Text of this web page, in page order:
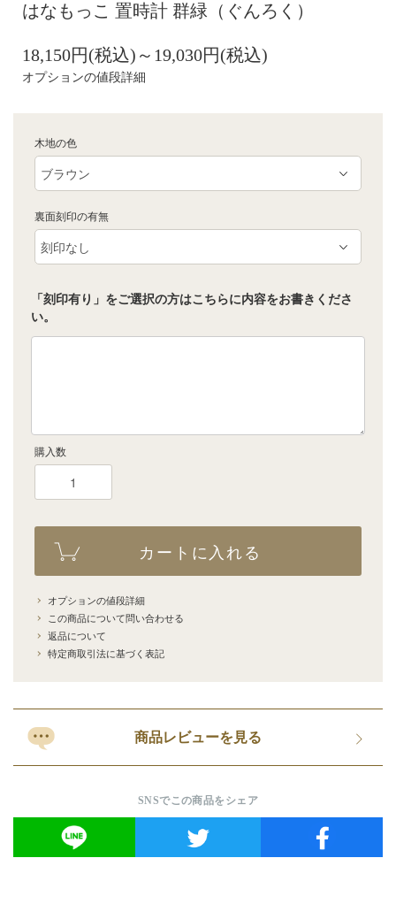
はなもっこ 置時計 群緑（ぐんろく）
18,150円(税込)～19,030円(税込)
オプションの値段詳細
木地の色
裏面刻印の有無
「刻印有り」をご選択の方はこちらに内容をお書きくださ
い。
購入数
カートに入れる
オプションの値段詳細
この商品について問い合わせる
返品について
特定商取引法に基づく表記
商品レビューを見る
SNSでこの商品をシェア